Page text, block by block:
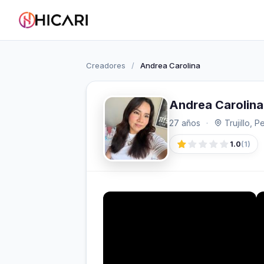
Creadores / Andrea Carolina
Andrea Carolina
27 años · Trujillo,
1.0(1)